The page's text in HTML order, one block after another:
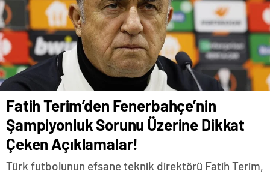
Fatih Terim’den Fenerbahçe’nin
Şampiyonluk Sorunu Üzerine Dikkat
Çeken Açıklamalar!
Türk futbolunun efsane teknik direktörü Fatih Terim,